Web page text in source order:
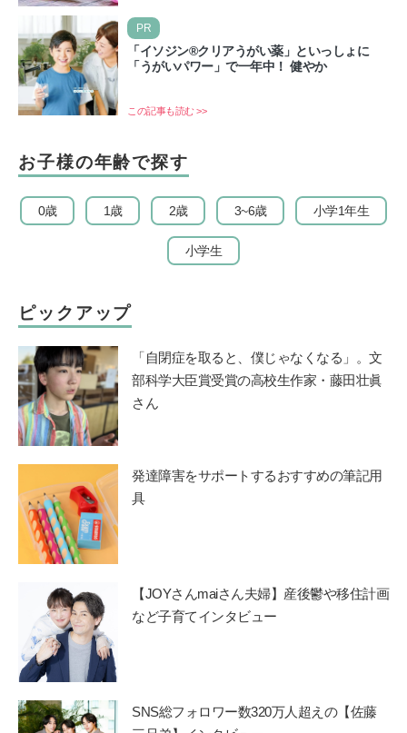
PR
「イソジン®クリアうがい薬」といっしょに
「うがいパワー」で一年中！ 健やか
この記事も読む >>
お子様の年齢で探す
0歳 1歳 2歳 3~6歳 小学1年生
小学生
ピックアップ
「自閉症を取ると、僕じゃなくなる」。文
部科学大臣賞受賞の高校生作家・藤田壮眞
さん
発達障害をサポートするおすすめの筆記用
具
【JOYさんmaiさん夫婦】産後鬱や移住計画
など子育てインタビュー
SNS総フォロワー数320万人超えの【佐藤